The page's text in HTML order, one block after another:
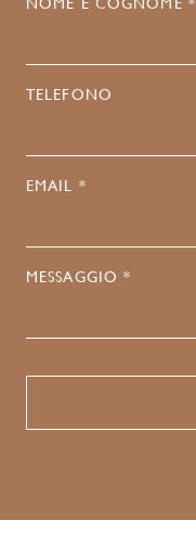
TELEFONO
EMAIL *
MESSAGGIO *